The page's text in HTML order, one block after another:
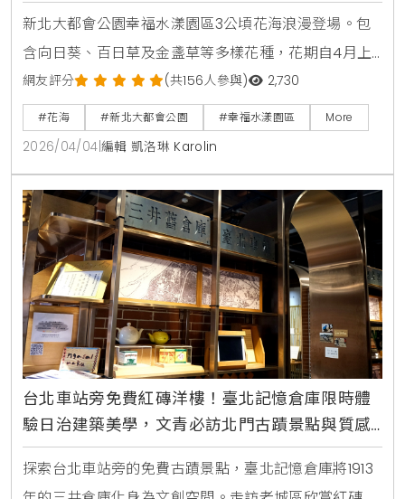
新北大都會公園幸福水漾園區3公頃花海浪漫登場。包
含向日葵、百日草及金盞草等多樣花種，花期自4月上
旬起至5月中旬。本文整理最佳賞花時間、交通資訊及
周邊景點，是春日親子旅遊與美拍打卡的必去選擇。
網友評分 (共156人參與) 2,730
#花海 #新北大都會公園 #幸福水漾園區 More
2026/04/04 編輯 凱洛琳 Karolin
台北車站旁免費紅磚洋樓！臺北記憶倉庫限時體
驗日治建築美學，文青必訪北門古蹟景點與質感
咖啡廳
探索台北車站旁的免費古蹟景點，臺北記憶倉庫將1913